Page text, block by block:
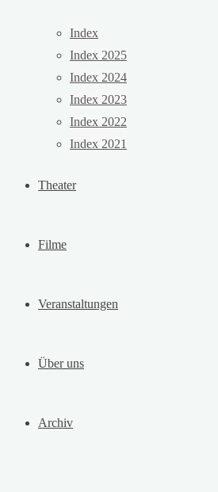
Index
Index 2025
Index 2024
Index 2023
Index 2022
Index 2021
Theater
Filme
Veranstaltungen
Über uns
Archiv